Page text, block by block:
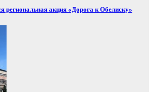
региональная акция «Дорога к Обелиску»